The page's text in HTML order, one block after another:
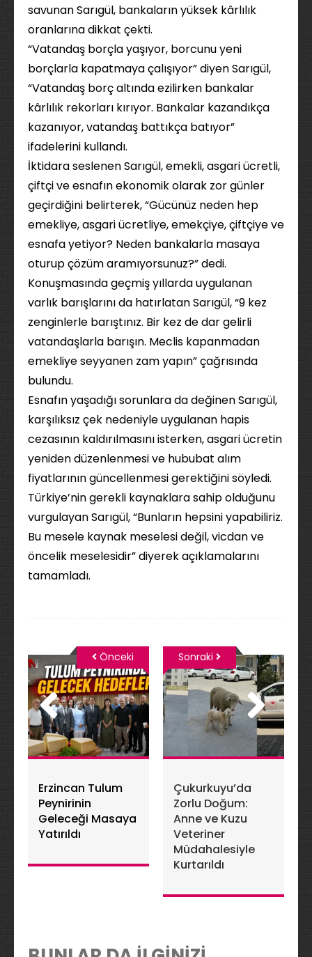
savunan Sarıgül, bankaların yüksek kârlılık
oranlarına dikkat çekti.
“Vatandaş borçla yaşıyor, borcunu yeni
borçlarla kapatmaya çalışıyor” diyen Sarıgül,
“Vatandaş borç altında ezilirken bankalar
kârlılık rekorları kırıyor. Bankalar kazandıkça
kazanıyor, vatandaş battıkça batıyor”
ifadelerini kullandı.
İktidara seslenen Sarıgül, emekli, asgari ücretli,
çiftçi ve esnafın ekonomik olarak zor günler
geçirdiğini belirterek, “Gücünüz neden hep
emekliye, asgari ücretliye, emekçiye, çiftçiye ve
esnafa yetiyor? Neden bankalarla masaya
oturup çözüm aramıyorsunuz?” dedi.
Konuşmasında geçmiş yıllarda uygulanan
varlık barışlarını da hatırlatan Sarıgül, “9 kez
zenginlerle barıştınız. Bir kez de dar gelirli
vatandaşlarla barışın. Meclis kapanmadan
emekliye seyyanen zam yapın” çağrısında
bulundu.
Esnafın yaşadığı sorunlara da değinen Sarıgül,
karşılıksız çek nedeniyle uygulanan hapis
cezasının kaldırılmasını isterken, asgari ücretin
yeniden düzenlenmesi ve hububat alım
fiyatlarının güncellenmesi gerektiğini söyledi.
Türkiye’nin gerekli kaynaklara sahip olduğunu
vurgulayan Sarıgül, “Bunların hepsini yapabiliriz.
Bu mesele kaynak meselesi değil, vicdan ve
öncelik meselesidir” diyerek açıklamalarını
tamamladı.
Erzincan Tulum
Peynirinin
Geleceği Masaya
Yatırıldı
Önceki
Çukurkuyu’da
Zorlu Doğum:
Anne ve Kuzu
Veteriner
Müdahalesiyle
Kurtarıldı
Sonraki